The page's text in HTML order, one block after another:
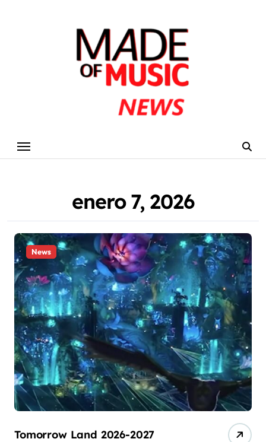
enero 7, 2026
News
Tomorrow Land 2026-2027